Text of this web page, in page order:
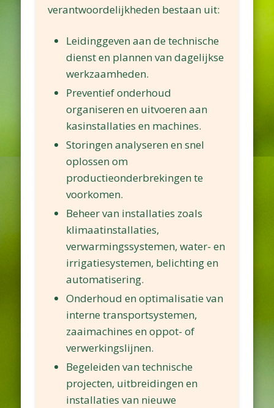
verantwoordelijkheden bestaan uit:
Leidinggeven aan de technische
dienst en plannen van dagelijkse
werkzaamheden.
Preventief onderhoud
organiseren en uitvoeren aan
kasinstallaties en machines.
Storingen analyseren en snel
oplossen om
productieonderbrekingen te
voorkomen.
Beheer van installaties zoals
klimaatinstallaties,
verwarmingssystemen, water- en
irrigatiesystemen, belichting en
automatisering.
Onderhoud en optimalisatie van
interne transportsystemen,
zaaimachines en oppot- of
verwerkingslijnen.
Begeleiden van technische
projecten, uitbreidingen en
installaties van nieuwe